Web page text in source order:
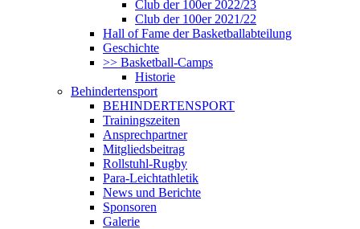
Club der 100er 2022/23
Club der 100er 2021/22
Hall of Fame der Basketballabteilung
Geschichte
>> Basketball-Camps
Historie
Behindertensport
BEHINDERTENSPORT
Trainingszeiten
Ansprechpartner
Mitgliedsbeitrag
Rollstuhl-Rugby
Para-Leichtathletik
News und Berichte
Sponsoren
Galerie